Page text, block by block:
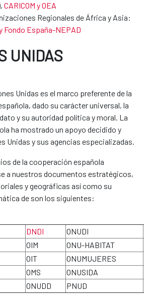
CARICOM y OEA
Regionales de África y Asia:
Fondo España-NEPAD
UNIDAS
Unidas es el marco preferente de la
dado su carácter universal, la
y su autoridad política y moral. La
ha mostrado un apoyo decidido y
Unidas y sus agencias especializadas.
de la cooperación española
a nuestros documentos estratégicos,
y geográficas así como su
de son los siguientes:
DNDI ONUDI
OIM ONU-HABITAT
OIT ONUMUJERES
OMS ONUSIDA
ONUDD PNUD